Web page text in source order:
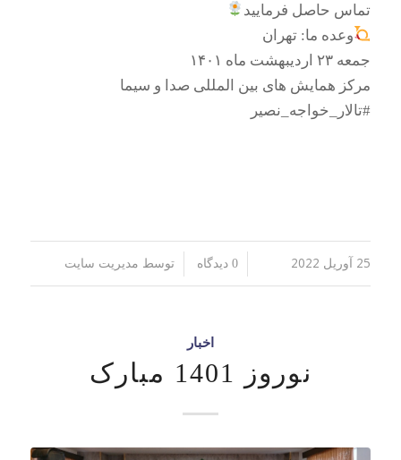
تماس حاصل فرمایید
وعده ما: تهران
جمعه ۲۳ اردیبهشت ماه ۱۴۰۱
مرکز همایش های بین المللی صدا و سیما
#تالار_خواجه_نصير
25 آوریل 2022 / 0 دیدگاه توسط مدیریت سایت
اخبار
نوروز 1401 مبارک